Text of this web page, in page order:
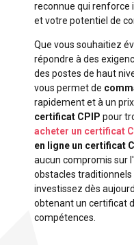
reconnue qui
et votre potentiel de
Que vous souhaitiez
répondre à des
des postes de haut
vous permet de
rapidement et à un
certificat CPIP pour
acheter un certificat
en ligne un certificat
aucun compromis sur
obstacles
investissez dès
obtenant un certificat
compétences.